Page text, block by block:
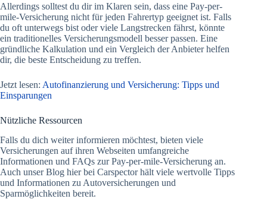
Allerdings solltest du dir im Klaren sein, dass eine Pay-per-
mile-Versicherung nicht für jeden Fahrertyp geeignet ist. Falls
du oft unterwegs bist oder viele Langstrecken fährst, könnte
ein traditionelles Versicherungsmodell besser passen. Eine
gründliche Kalkulation und ein Vergleich der Anbieter helfen
dir, die beste Entscheidung zu treffen.
Jetzt lesen: Autofinanzierung und Versicherung: Tipps und
Einsparungen
Nützliche Ressourcen
Falls du dich weiter informieren möchtest, bieten viele
Versicherungen auf ihren Webseiten umfangreiche
Informationen und FAQs zur Pay-per-mile-Versicherung an.
Auch unser Blog hier bei Carspector hält viele wertvolle Tipps
und Informationen zu Autoversicherungen und
Sparmöglichkeiten bereit.